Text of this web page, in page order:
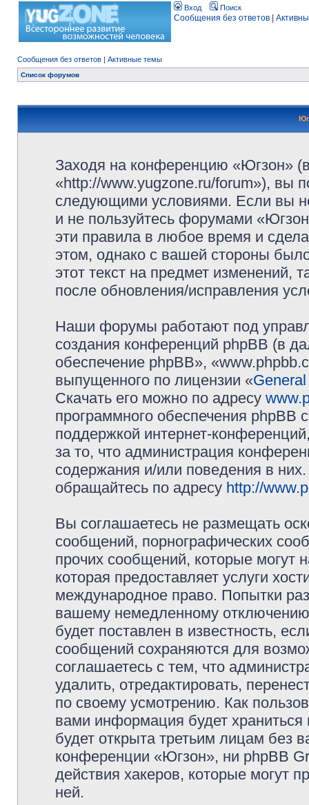
Вход Поиск
Сообщения без ответов
Сообщения без ответов | Активные темы
Список форумов
Заходя на конференцию «Югзон»
«http://www.yugzone.ru/forum»), вы
следующими условиями. Если вы
и не пользуйтесь форумами
эти правила в любое время и
этом, однако с вашей стороны
этот текст на предмет изменений,
после обновления/исправления
Наши форумы работают под
создания конференций phpBB (в
обеспечение phpBB»,
выпущенного по лицензии «
Скачать его можно по адресу
программного обеспечения phpBB
поддержкой интернет-
за то, что администрация
содержания и/или поведения в
обращайтесь по адресу http://
Вы соглашаетесь не размещать
сообщений, порнографических
прочих сообщений, которые могут
которая предоставляет услуги
международное право. Попытки
вашему немедленному
будет поставлен в известность,
сообщений сохраняются для
соглашаетесь с тем, что
удалить, отредактировать,
по своему усмотрению. Как
вами информация будет
будет открыта третьим лицам без
конференции «Югзон», ни phpBB
действия хакеров, которые могут
ней.